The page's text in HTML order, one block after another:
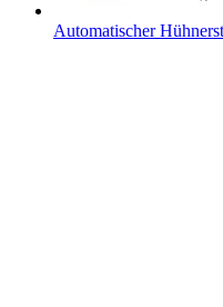
Automatischer